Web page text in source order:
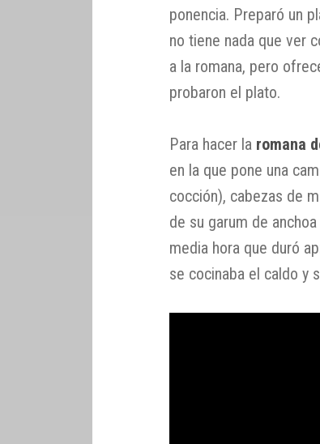
ponencia. Preparó un
no tiene nada que ver
a la romana, pero
probaron el plato.
Para hacer la romana
en la que pone una
cocción), cabezas de
de su garum de anchoa
media hora que duró
se cocinaba el caldo y